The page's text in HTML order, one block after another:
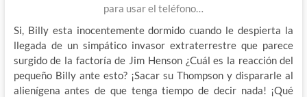
para usar el teléfono…
Si, Billy esta inocentemente dormido cuando le despierta la
llegada de un simpático invasor extraterrestre que parece
surgido de la factoría de Jim Henson ¿Cuál es la reacción del
pequeño Billy ante esto? ¡Sacar su Thompson y dispararle al
alienígena antes de que tenga tiempo de decir nada! ¡Qué